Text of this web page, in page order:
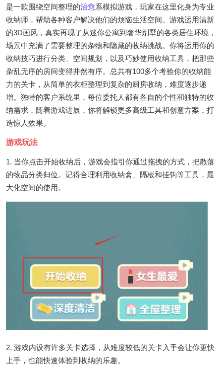
是一款围绕空间整理的治愈系模拟游戏，玩家在这里化身为专业
收纳师，帮助各种客户解决他们的烦恼生活空间。游戏运用清新
的3D画风，真实再现了从迷你公寓到奢华别墅的各类居住环境，
场景中充满了需要整理的杂物和隐藏的收纳挑战。你将运用你的
收纳技巧进行分类、空间规划，以及巧妙使用收纳工具，把那些
杂乱无序的房间变得井然有序。总共有100多个考验你的收纳能
力的关卡，从简单的衣柜整理到复杂的厨房收纳，难度逐步递
增。独特的客户系统里，每位委托人都有各自的个性和独特的收
纳需求，随着游戏进展，你将解锁更多高级工具和创意方案，打
造惊人效果。
游戏玩法
1. 当你点击开始收纳后，游戏会指引你通过拖拽的方式，把散落
的物品分类归位。记得合理利用收纳盒、隔板和挂钩等工具，最
大化空间的使用。
2. 游戏内设有许多关卡选择，从难度较低的关卡入手会让你更快
上手，也能快速体验到收纳的乐趣。